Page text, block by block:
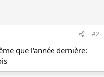
#2
que l'année dernière: